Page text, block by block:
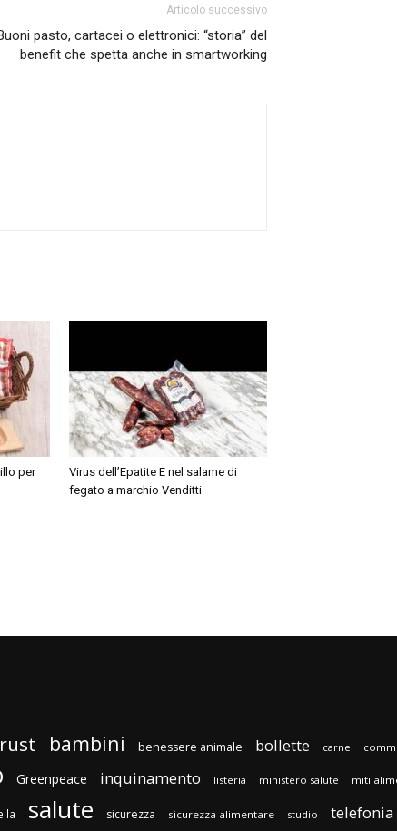
Articolo successivo
pasto, cartacei o elettronici: “storia” del
benefit che spetta anche in smartworking
per
Virus dell’Epatite E nel salame di
fegato a marchio Venditti
bambini benessere animale bollette carne
Greenpeace inquinamento listeria ministero salute miti
salute sicurezza sicurezza alimentare studio telefonia